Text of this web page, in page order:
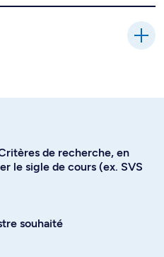
de recherche, en
le sigle de cours (ex. SVS
souhaité